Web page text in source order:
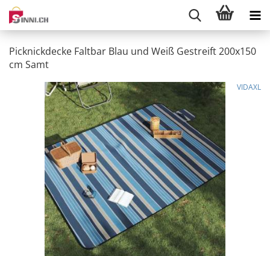
Picknickdecke Faltbar Blau und Weiß Gestreift 200x150
cm Samt
VIDAXL